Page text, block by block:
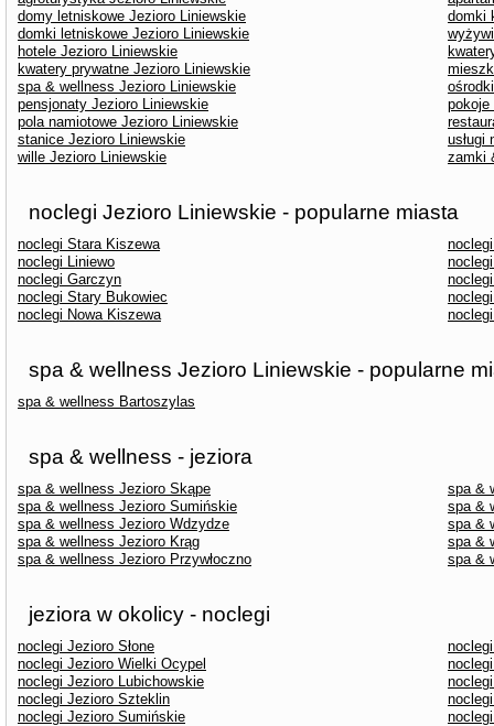
domy letniskowe Jezioro Liniewskie
domki
domki letniskowe Jezioro Liniewskie
hotele Jezioro Liniewskie
kwatery prywatne Jezioro Liniewskie
spa & wellness Jezioro Liniewskie
pensjonaty Jezioro Liniewskie
pokoje
pola namiotowe Jezioro Liniewskie
stanice Jezioro Liniewskie
usługi
wille Jezioro Liniewskie
zamki
noclegi Jezioro Liniewskie - popularne miasta
noclegi Stara Kiszewa
noclegi Liniewo
noclegi Garczyn
noclegi Stary Bukowiec
noclegi Nowa Kiszewa
spa & wellness Jezioro Liniewskie - popularne
spa & wellness Bartoszylas
spa & wellness - jeziora
spa & wellness Jezioro Skąpe
spa &
spa & wellness Jezioro Sumińskie
spa &
spa & wellness Jezioro Wdzydze
spa &
spa & wellness Jezioro Krąg
spa &
spa & wellness Jezioro Przywłoczno
spa &
jeziora w okolicy - noclegi
noclegi Jezioro Słone
noclegi Jezioro Wielki Ocypel
noclegi Jezioro Lubichowskie
noclegi Jezioro Szteklin
noclegi Jezioro Sumińskie